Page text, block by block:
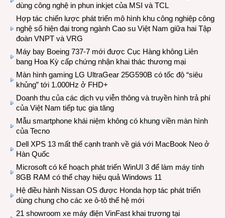
dùng công nghệ in phun inkjet của MSI và TCL
Hợp tác chiến lược phát triển mô hình khu công nghiệp công
nghệ số hiện đại trong ngành Cao su Việt Nam giữa hai Tập
đoàn VNPT và VRG
Máy bay Boeing 737-7 mới được Cục Hàng không Liên
bang Hoa Kỳ cấp chứng nhận khai thác thương mại
Màn hình gaming LG UltraGear 25G590B có tốc độ “siêu
khủng” tới 1.000Hz ở FHD+
Doanh thu của các dịch vụ viễn thông và truyền hình trả phí
của Việt Nam tiếp tục gia tăng
Mẫu smartphone khái niệm không có khung viền màn hình
của Tecno
Dell XPS 13 mất thế cạnh tranh về giá với MacBook Neo ở
Hàn Quốc
Microsoft có kế hoạch phát triển WinUI 3 để làm máy tính
8GB RAM có thể chạy hiệu quả Windows 11
Hệ điều hành Nissan OS được Honda hợp tác phát triển
dùng chung cho các xe ô-tô thế hệ mới
21 showroom xe máy điện VinFast khai trương tại